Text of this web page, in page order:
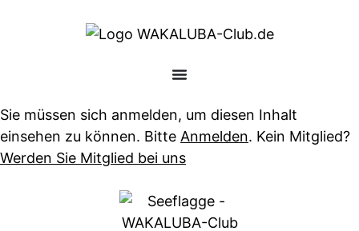
Sie müssen sich anmelden, um diesen Inhalt
einsehen zu können. Bitte Anmelden. Kein Mitglied?
Werden Sie Mitglied bei uns